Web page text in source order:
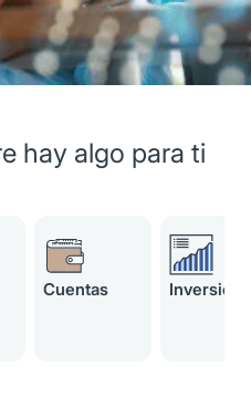
hay algo para ti
Cuentas